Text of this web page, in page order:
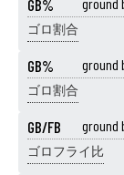
GB%
ゴロ割合
GB% ground
ゴロ割合
GB/FB ground
ゴロフライ比